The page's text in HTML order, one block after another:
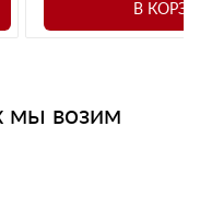
В
мы возим